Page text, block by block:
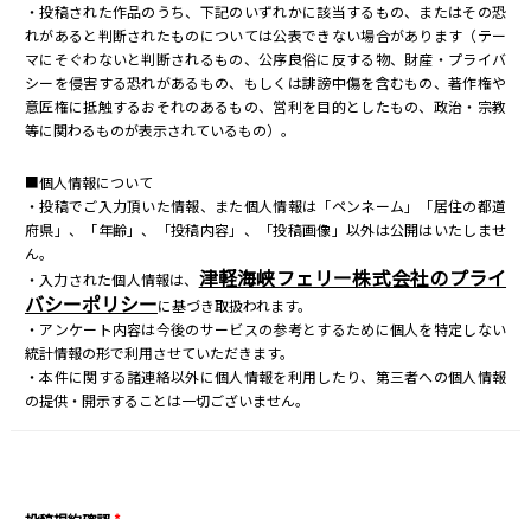
・投稿された作品のうち、下記のいずれかに該当するもの、またはその恐
れがあると判断されたものについては公表できない場合があります（テー
マにそぐわないと判断されるもの、公序良俗に反する物、財産・プライバ
シーを侵害する恐れがあるもの、もしくは誹謗中傷を含むもの、著作権や
意匠権に抵触するおそれのあるもの、営利を目的としたもの、政治・宗教
等に関わるものが表示されているもの）。
■個人情報について
・投稿でご入力頂いた情報、また個人情報は「ペンネーム」「居住の都道
府県」、「年齢」、「投稿内容」、「投稿画像」以外は公開はいたしませ
ん。
・入力された個人情報は、 津軽海峡フェリー株式会社のプライ
バシーポリシーに基づき取扱われます。
・アンケート内容は今後のサービスの参考とするために個人を特定しない
統計情報の形で利用させていただきます。
・本件に関する諸連絡以外に個人情報を利用したり、第三者への個人情報
の提供・開示することは一切ございません。